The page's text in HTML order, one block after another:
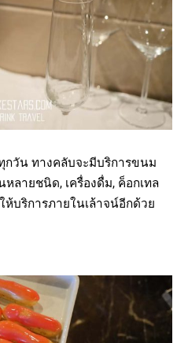
กวัน ทางคลับจะมีบริการขนม
ลายชนิด, เครื่องดื่ม, ค็อกเทล
บริการภายในเล้าจน์อีกด้วย